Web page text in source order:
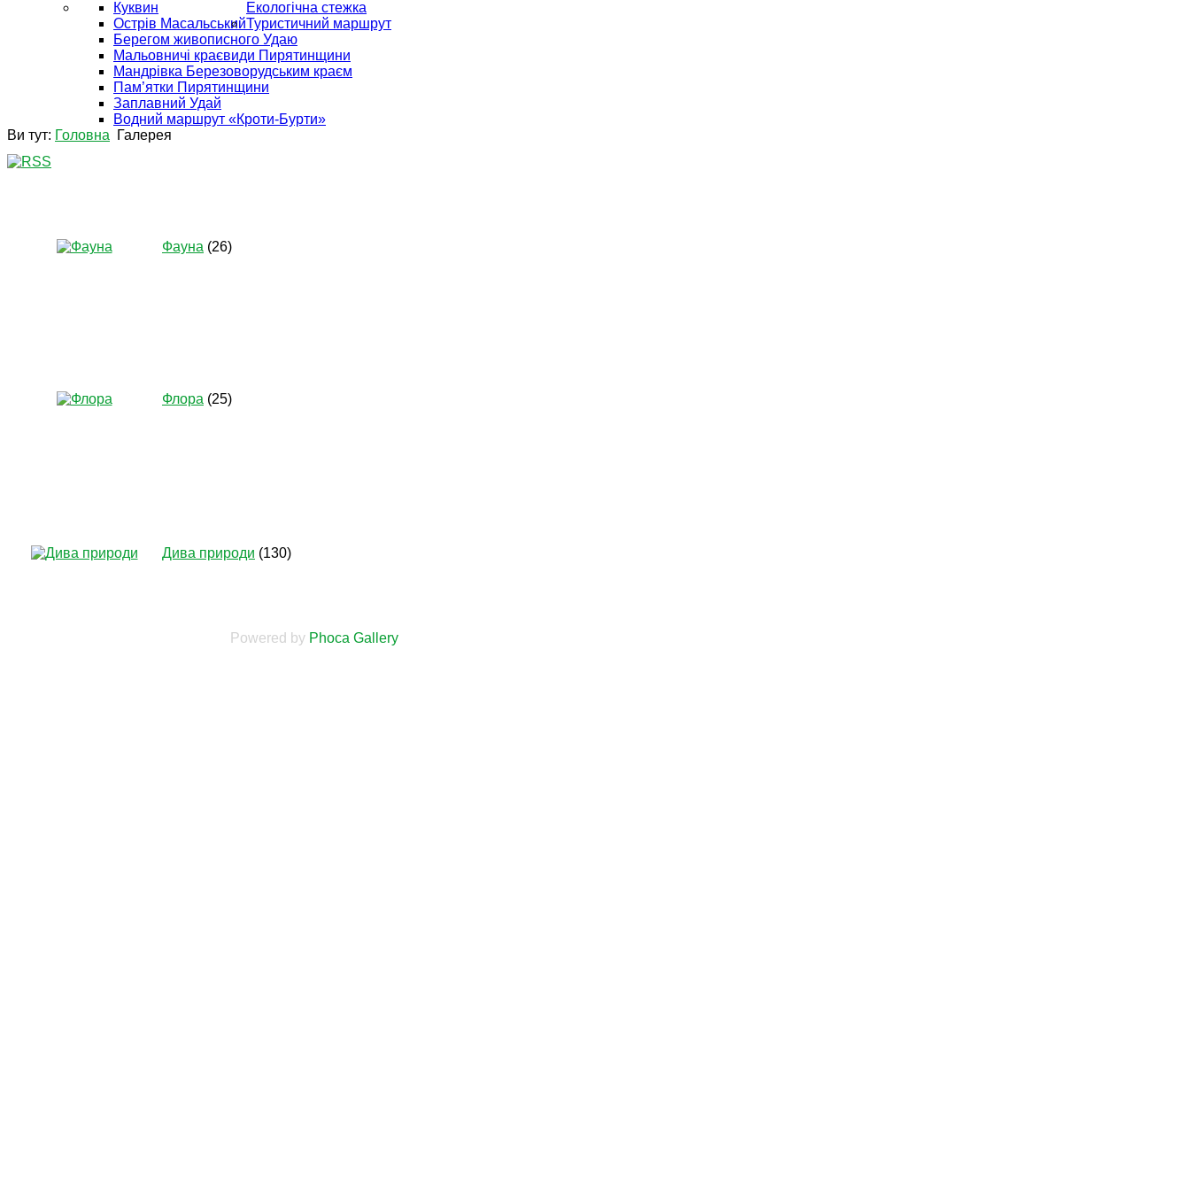
Екологічна стежка
Куквин
Острів МасальськийТуристичний маршрут
Берегом живописного Удаю
Мальовничі краєвиди Пирятинщини
Мандрівка Березоворудським краєм
Пам’ятки Пирятинщини
Заплавний Удай
Водний маршрут «Кроти-Бурти»
Ви тут: Головна Галерея
Фауна (26)
Флора (25)
Дива природи (130)
Powered by Phoca Gallery